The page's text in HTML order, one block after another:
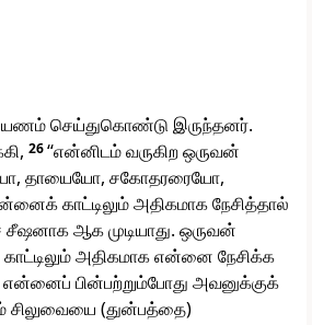
செய்துகொண்டு இருந்தனர்.
26“என்னிடம் வருகிற ஒருவன்
தாயையோ, சகோதரரையோ,
காட்டிலும் அதிகமாக நேசித்தால்
ஆக முடியாது. ஒருவன்
அதிகமாக என்னை நேசிக்க
பின்பற்றும்போது அவனுக்குக்
சிலுவையை (துன்பத்தை)